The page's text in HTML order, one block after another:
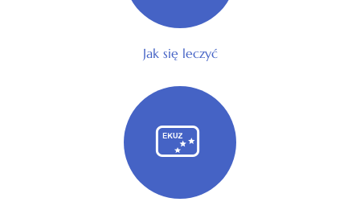
Jak się leczyć